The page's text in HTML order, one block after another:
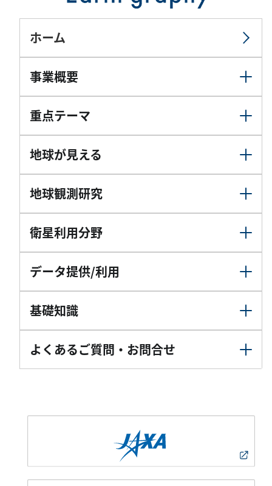
ホーム
事業概要
重点テーマ
地球が見える
地球観測研究
衛星利用分野
データ提供/利用
基礎知識
よくあるご質問・お問合せ